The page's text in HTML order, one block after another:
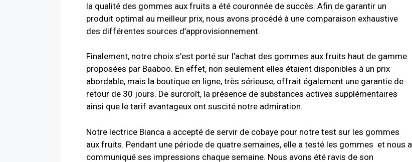
la qualité des gommes aux fruits a été couronnée de succès. Afin de garantir un
produit optimal au meilleur prix, nous avons procédé à une comparaison exhaustive
des différentes sources d’approvisionnement.
Finalement, notre choix s’est porté sur l’achat des gommes aux fruits haut de gamme
proposées par Baaboo. En effet, non seulement elles étaient disponibles à un prix
abordable, mais la boutique en ligne, très sérieuse, offrait également une garantie de
retour de 30 jours. De surcroît, la présence de substances actives supplémentaires
ainsi que le tarif avantageux ont suscité notre admiration.
Notre lectrice Bianca a accepté de servir de cobaye pour notre test sur les gommes
aux fruits. Pendant une période de quatre semaines, elle a testé les gommes et nous a
communiqué ses impressions chaque semaine. Nous avons été ravis de son